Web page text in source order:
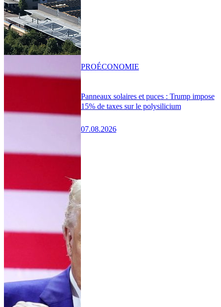
Panneaux solaires et puces : Trump impose
15% de taxes sur le polysilicium
07.08.2026
PROÉCONOMIE